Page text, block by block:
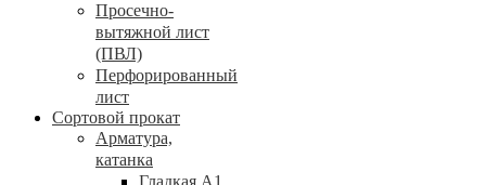
Просечно-
вытяжной лист
(ПВЛ)
Перфорированный
лист
Сортовой прокат
Арматура,
катанка
Гладкая А1